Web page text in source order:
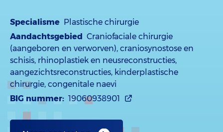
Specialisme Plastische chirurgie
Aandachtsgebied Craniofaciale chirurgie
(aangeboren en verworven), craniosynostose en
schisis, rhinoplastiek en neusreconstructies,
aangezichtsreconstructies, kinderplastische
chirurgie, congenitale naevi
BIG nummer: 19060938901